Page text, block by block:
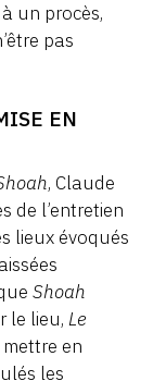
un procès,
pas
EN
, Claude
de l’entretien
lieux évoqués
Shoah
le lieu, Le
en
les